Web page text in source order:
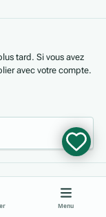
tard. Si vous avez
avec votre compte.
Menu